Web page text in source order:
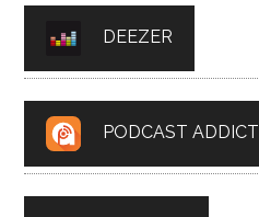
DEEZER
PODCAST ADDICT